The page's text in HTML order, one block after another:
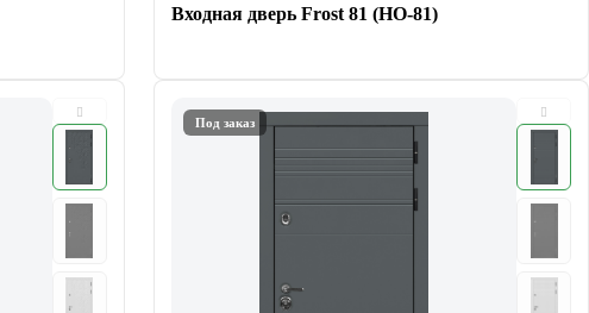
Входная дверь Frost 81 (HO-81)
Под заказ